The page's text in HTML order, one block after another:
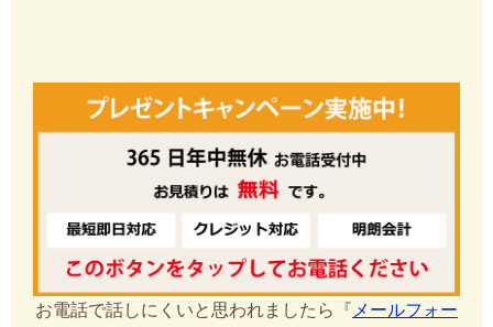
お電話で話しにくいと思われましたら『 メールフォー